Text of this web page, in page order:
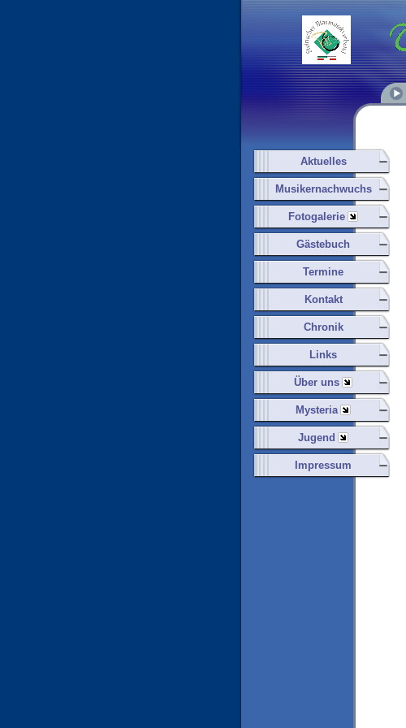
Aktuelles
Musikernachwuchs
Fotogalerie
Gästebuch
Termine
Kontakt
Chronik
Links
Über uns
Mysteria
Jugend
Impressum